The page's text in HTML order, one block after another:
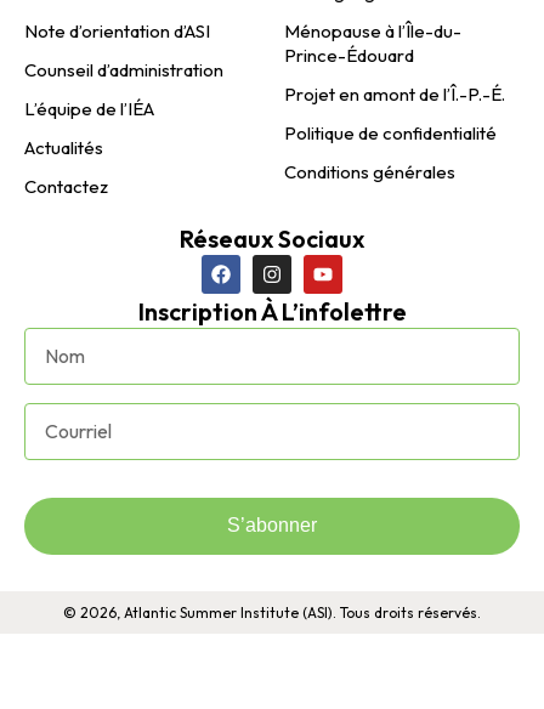
Note d’orientation d’ASI
Counseil d’administration
L’équipe de l’IÉA
Actualités
Contactez
Ménopause à l’Île-du-
Prince-Édouard
Projet en amont de l’Î.-P.-É.
Politique de confidentialité
Conditions générales
Réseaux Sociaux
Inscription À L’infolettre
S’abonner
© 2026, Atlantic Summer Institute (ASI). Tous droits réservés.